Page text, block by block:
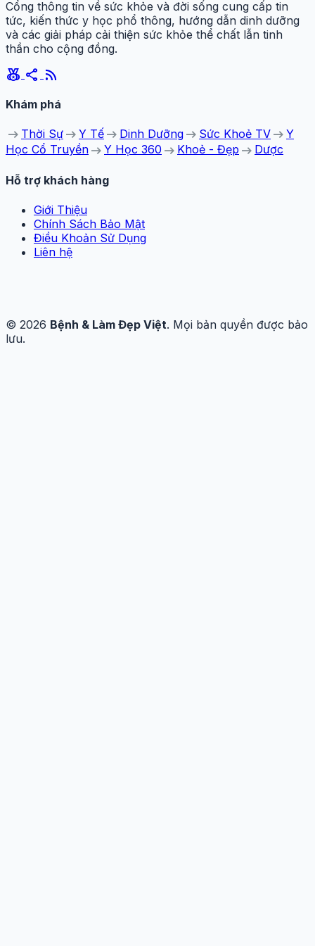
Cổng thông tin về sức khỏe và đời sống cung cấp tin
tức, kiến thức y học phổ thông, hướng dẫn dinh dưỡng
và các giải pháp cải thiện sức khỏe thể chất lẫn tinh
thần cho cộng đồng.
social_leaderboard share rss_feed
Khám phá
arrow_right_alt Thời Sự arrow_right_alt Y Tế arrow_right_alt Dinh Dưỡng arrow_right_alt Sức Khoẻ TV arrow_right_alt Y
Học Cổ Truyền arrow_right_alt Y Học 360 arrow_right_alt Khoẻ - Đẹp arrow_right_alt Dược
Hỗ trợ khách hàng
Giới Thiệu
Chính Sách Bảo Mật
Điều Khoản Sử Dụng
Liên hệ
© 2026 Bệnh & Làm Đẹp Việt. Mọi bản quyền được bảo
lưu.